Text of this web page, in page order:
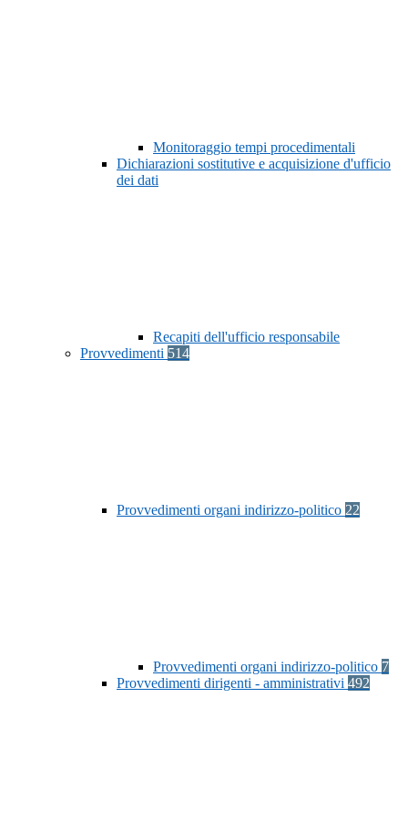
Monitoraggio tempi procedimentali
Dichiarazioni sostitutive e acquisizione d'ufficio
dei dati
Recapiti dell'ufficio responsabile
Provvedimenti 514
Provvedimenti organi indirizzo-politico 22
Provvedimenti organi indirizzo-politico 7
Provvedimenti dirigenti - amministrativi 492